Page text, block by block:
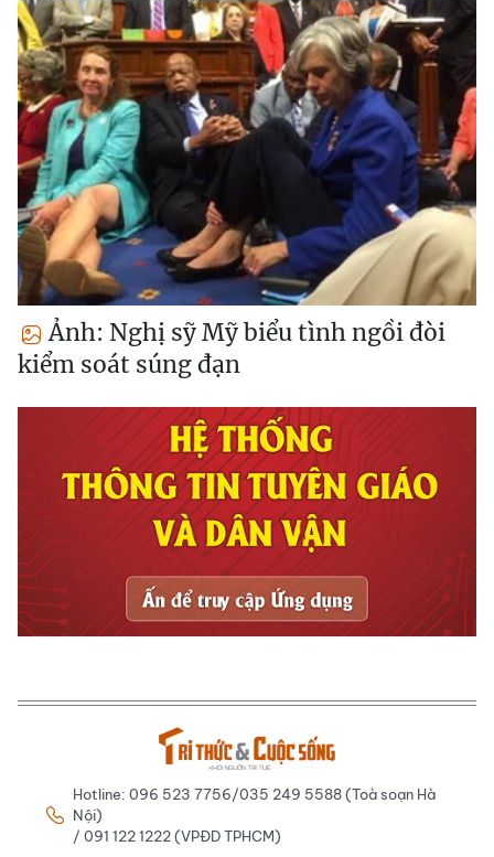
Ảnh: Nghị sỹ Mỹ biểu tình ngồi đòi
kiểm soát súng đạn
Hotline: 096 523 7756/035 249 5588 (Toà soạn Hà
Nội)
/ 091 122 1222 (VPĐD TPHCM)